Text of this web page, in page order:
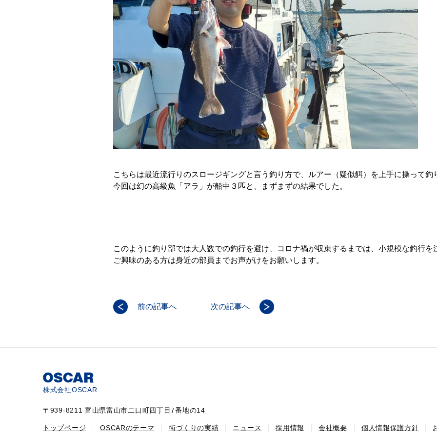
こちらは最近流行りのスロージギングと言う釣り方で、ルアー（疑似餌）を上手に操って釣
今回は幻の高級魚「アラ」が船中３匹と、まずまずの結果でした。
このように釣り部では大人数での釣行を避け、コロナ禍が収束するまでは、小規模な釣行を
ご興味のある方は身近の部員までお声がけをお願いします。
前の記事へ 次の記事へ
株式会社OSCAR
〒939-8211 富山県富山市二口町四丁目7番地の14
トップページ OSCARのテーマ 街づくりの実績 ニュース 採用情報 会社概要 個人情報保護方針